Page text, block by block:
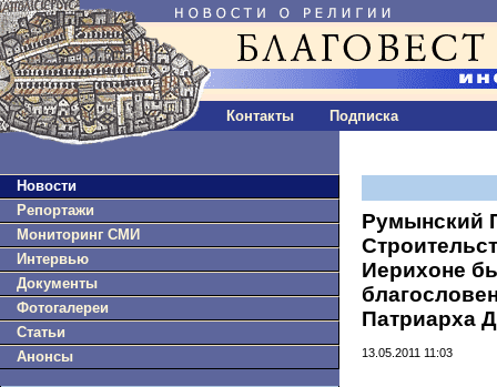
Контакты Подписка
Новости
Репортажи
Мониторинг СМИ
Интервью
Документы
Фотогалереи
Статьи
Анонсы
Румынский
Иерихоне
Патриарха
13.05.2011 11:03